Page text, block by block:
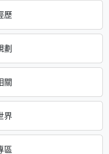
歷
劃
關
界
區